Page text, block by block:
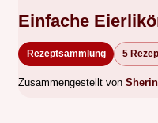
Einfache
Rezeptsammlung 5
Zusammengestellt von